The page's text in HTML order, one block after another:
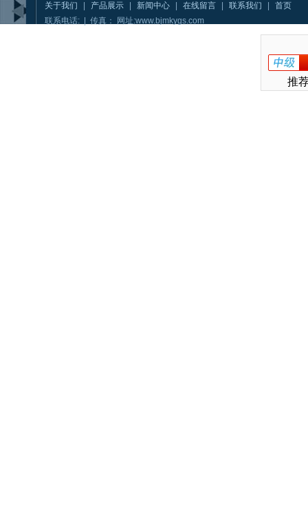
关于我们
产品展示 新闻中心 在线留言 联系我们
首页
联系电话: | 传真： 网址:www.bjmkygs.com
推